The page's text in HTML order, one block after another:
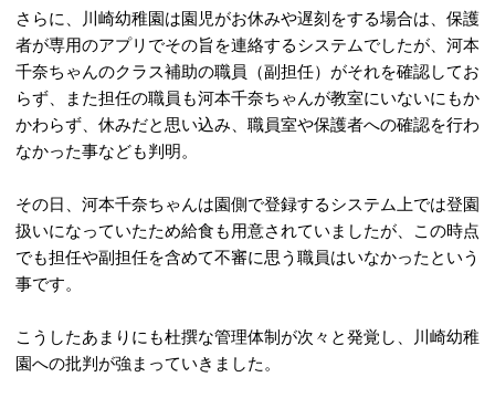
さらに、川崎幼稚園は園児がお休みや遅刻をする場合は、保護
者が専用のアプリでその旨を連絡するシステムでしたが、河本
千奈ちゃんのクラス補助の職員（副担任）がそれを確認してお
らず、また担任の職員も河本千奈ちゃんが教室にいないにもか
かわらず、休みだと思い込み、職員室や保護者への確認を行わ
なかった事なども判明。
その日、河本千奈ちゃんは園側で登録するシステム上では登園
扱いになっていたため給食も用意されていましたが、この時点
でも担任や副担任を含めて不審に思う職員はいなかったという
事です。
こうしたあまりにも杜撰な管理体制が次々と発覚し、川崎幼稚
園への批判が強まっていきました。